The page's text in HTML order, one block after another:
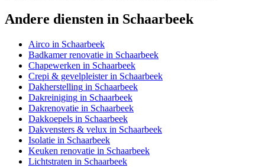
Andere diensten in Schaarbeek
Airco in Schaarbeek
Badkamer renovatie in Schaarbeek
Chapewerken in Schaarbeek
Crepi & gevelpleisterin Schaarbeek
Dakherstelling in Schaarbeek
Dakreiniging in Schaarbeek
Dakrenovatie in Schaarbeek
Dakkoepels in Schaarbeek
Dakvensters & velux in Schaarbeek
Isolatie in Schaarbeek
Keuken renovatie in Schaarbeek
Lichtstraten in Schaarbeek